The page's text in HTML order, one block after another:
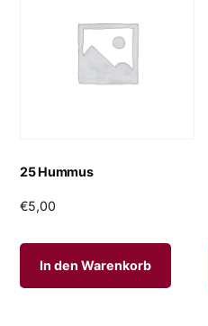
25 Hummus
€5,00
In den Warenkorb